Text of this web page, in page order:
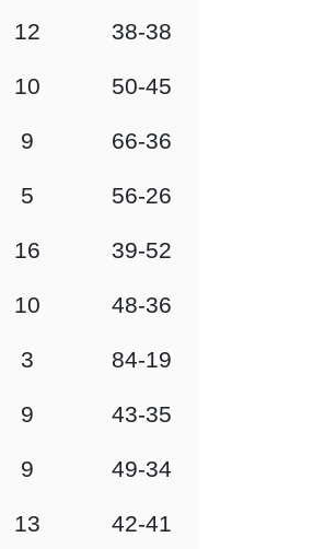
12 38-38
10 50-45
9 66-36
5 56-26
16 39-52
10 48-36
3 84-19
9 43-35
9 49-34
13 42-41